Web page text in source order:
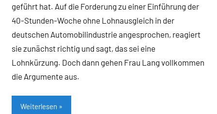
geführt hat. Auf die Forderung zu einer Einführung der
40-Stunden-Woche ohne Lohnausgleich in der
deutschen Automobilindustrie angesprochen, reagiert
sie zunächst richtig und sagt, das sei eine
Lohnkürzung. Doch dann gehen Frau Lang vollkommen
die Argumente aus.
Weiterlesen